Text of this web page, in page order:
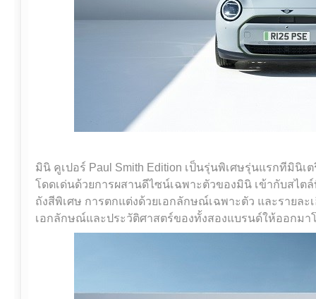
มินิ คูเปอร์ Paul Smith Edition เป็นรุ่นพิเศษรุ่นแรกทีมินิ
โดดเด่นด้วยการผสานดีไซน์เฉพาะตัวของมินิ เข้ากับสไต
ถังสีพิเศษ การตกแต่งด้วยเอกลักษณ์เฉพาะตัว และรายล
เอกลักษณ์และประวัติศาสตร์ของทั้งสองแบรนด์ให้ออกมา